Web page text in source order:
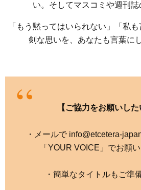
い。そしてマスコミや週刊誌
「もう黙ってはいられない」「私
剣な思いを、あなたも言葉に
【ご協力をお願いした
・メールで info@etcetera-
「YOUR VOICE」でお願
・簡単なタイトルもご準